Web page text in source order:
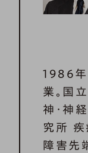
1986年
業。国
神・神
究所 疾
障害先